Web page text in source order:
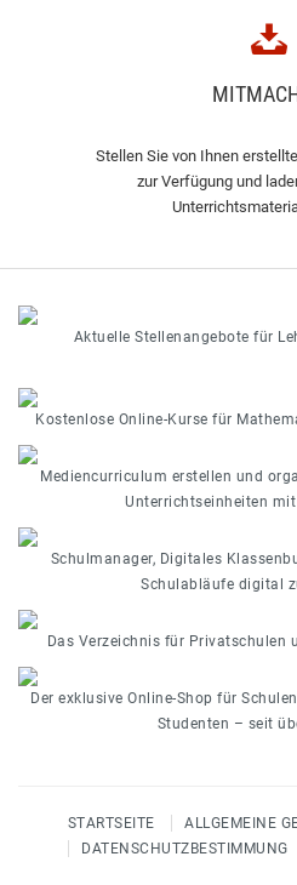
Stellen Sie von Ihnen
zur Verfügung und
Aktuelle Stellenangebote für
Kostenlose Online-Kurse für
Mediencurriculum erstellen und
Unterrichtseinheiten
Schulmanager, Digitales
Schulabläufe digital
Das Verzeichnis für Privatschulen
Der exklusive Online-Shop für
Studenten – seit
STARTSEITE
ALLGEMEINE
DATENSCHUTZBESTIMMUNG